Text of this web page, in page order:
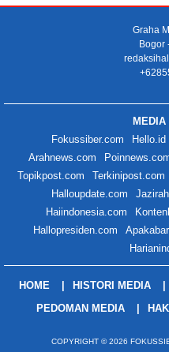
Graha
Bogor
MEDIA
Fokussiber.com
Hello.id
Arahnews.com
Topikpost.com
Terkinipost.com
Halloupdate.com
Haiindonesia.com
Hallopresiden.com
HOME HISTORI MEDIA
PEDOMAN MEDIA
COPYRIGHT © 2026